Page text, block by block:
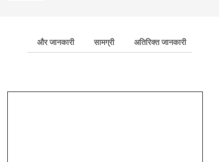
और जानकारी सामग्री अतिरिक्त जानकारी